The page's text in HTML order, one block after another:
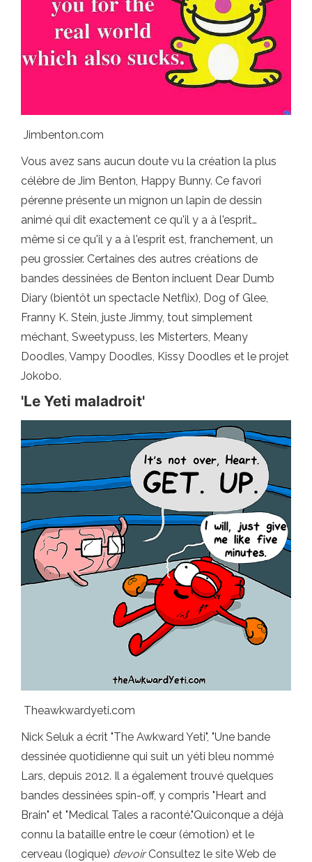
Jimbenton.com
Vous avez sans aucun doute vu la création la plus
célèbre de Jim Benton, Happy Bunny. Ce favori
pérenne présente un mignon un lapin de dessin
animé qui dit exactement ce qu'il y a à l'esprit…
même si ce qu'il y a à l'esprit est, franchement, un
peu grossier. Certaines des autres créations de
bandes dessinées de Benton incluent Dear Dumb
Diary (bientôt un spectacle Netflix), Dog of Glee,
Franny K. Stein, juste Jimmy, tout simplement
méchant, Sweetypuss, les Misterters, Meany
Doodles, Vampy Doodles, Kissy Doodles et le projet
Jokobo.
'Le Yeti maladroit'
Theawkwardyeti.com
Nick Seluk a écrit "The Awkward Yeti", "Une bande
dessinée quotidienne qui suit un yéti bleu nommé
Lars, depuis 2012. Il a également trouvé quelques
bandes dessinées spin-off, y compris "Heart and
Brain" et "Medical Tales a raconté."Quiconque a déjà
connu la bataille entre le cœur (émotion) et le
cerveau (logique) devoirConsultez le site Web de